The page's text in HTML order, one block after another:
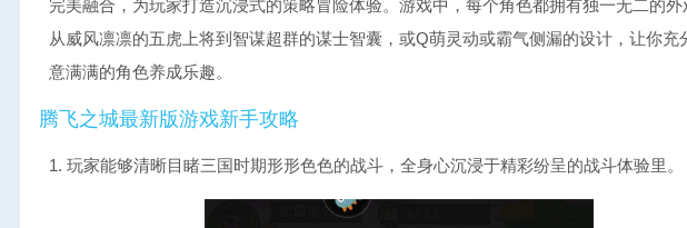
完美融合，为玩家打造沉浸式的策略冒险体验。游戏中，每个角色都拥有独一无二的外
从威风凛凛的五虎上将到智谋超群的谋士智囊，或Q萌灵动或霸气侧漏的设计，让你充
意满满的角色养成乐趣。
腾飞之城最新版游戏新手攻略
1. 玩家能够清晰目睹三国时期形形色色的战斗，全身心沉浸于精彩纷呈的战斗体验里。